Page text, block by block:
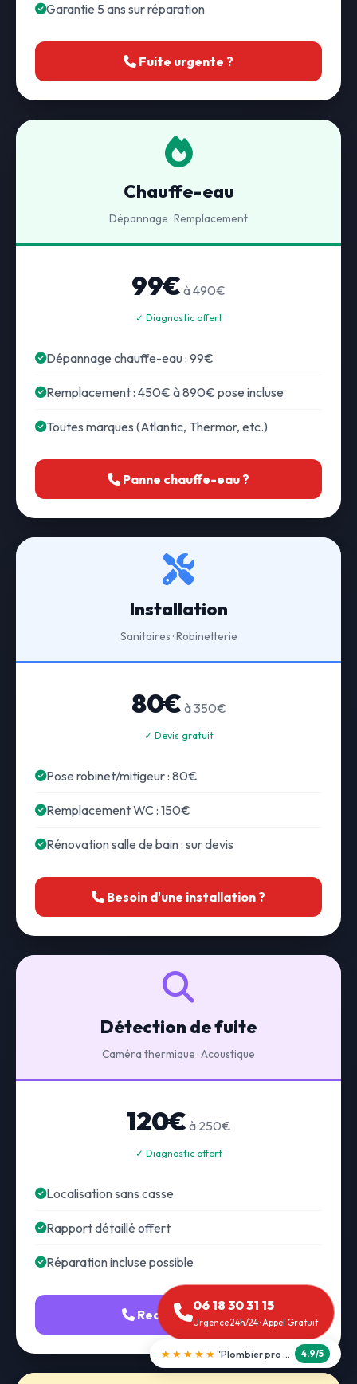
Garantie 5 ans sur réparation
Fuite urgente ?
Chauffe-eau
Dépannage · Remplacement
99€ à 490€
✓ Diagnostic offert
Dépannage chauffe-eau : 99€
Remplacement : 450€ à 890€ pose incluse
Toutes marques (Atlantic, Thermor, etc.)
Panne chauffe-eau ?
Installation
Sanitaires · Robinetterie
80€ à 350€
✓ Devis gratuit
Pose robinet/mitigeur : 80€
Remplacement WC : 150€
Rénovation salle de bain : sur devis
Besoin d'une installation ?
Détection de fuite
Caméra thermique · Acoustique
120€ à 250€
✓ Diagnostic offert
Localisation sans casse
Rapport détaillé offert
Réparation incluse possible
Recherche fuite
06 18 30 31 15
Urgence 24h/24 · Appel Gratuit
★★★★★ "Débouchage WC en 30 min" 5.0/5